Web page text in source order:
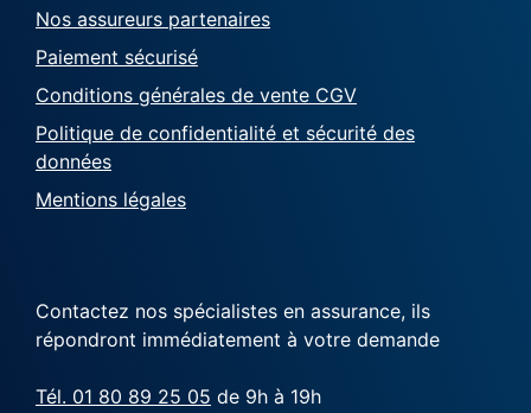
Nos assureurs partenaires
Paiement sécurisé
Conditions générales de vente CGV
Politique de confidentialité et sécurité des
données
Mentions légales
Contactez nos spécialistes en assurance, ils
répondront immédiatement à votre demande
Tél. 01 80 89 25 05 de 9h à 19h